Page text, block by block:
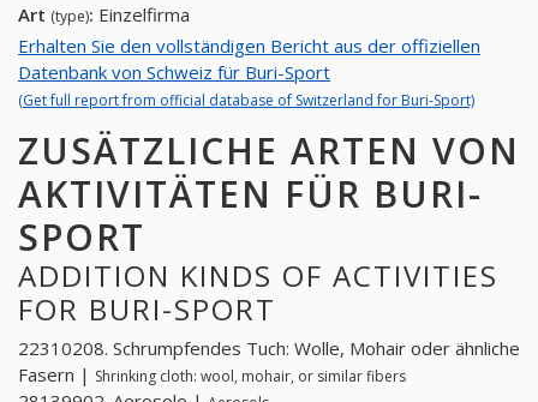
Art (type): Einzelfirma
Erhalten Sie den vollständigen Bericht aus der offiziellen
Datenbank von Schweiz für Buri-Sport
(Get full report from official database of Switzerland for Buri-Sport)
ZUSÄTZLICHE ARTEN VON
AKTIVITÄTEN FÜR BURI-
SPORT
ADDITION KINDS OF ACTIVITIES
FOR BURI-SPORT
22310208. Schrumpfendes Tuch: Wolle, Mohair oder ähnliche
Fasern | Shrinking cloth: wool, mohair, or similar fibers